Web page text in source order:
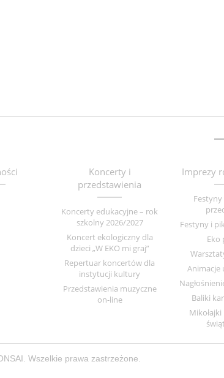
Koncerty i
przedstawienia
Koncerty edukacyjne – rok
szkolny 2026/2027
Koncert ekologiczny dla
dzieci „W EKO mi graj”
Repertuar koncertów dla
instytucji kultury
Przedstawienia muzyczne
on-line
Imprezy
Festyny
Festyny i
Eko
Animacje
Baliki
Wszelkie prawa zastrzeżone.